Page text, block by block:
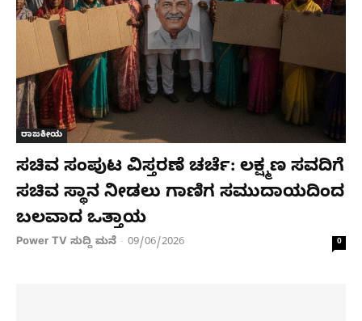
ರಾಜಕೀಯ
ಸಚಿವ ಸಂಪುಟ ವಿಸ್ತರಣೆ ಚರ್ಚೆ: ಲಕ್ಷ್ಮಣ ಸವದಿಗೆ
ಸಚಿವ ಸ್ಥಾನ ನೀಡಲು ಗಾಣಿಗ ಸಮುದಾಯದಿಂದ
ಬಲವಾದ ಒತ್ತಾಯ
Power TV ಸುದ್ದಿ ಮನೆ - 09/06/2026 0